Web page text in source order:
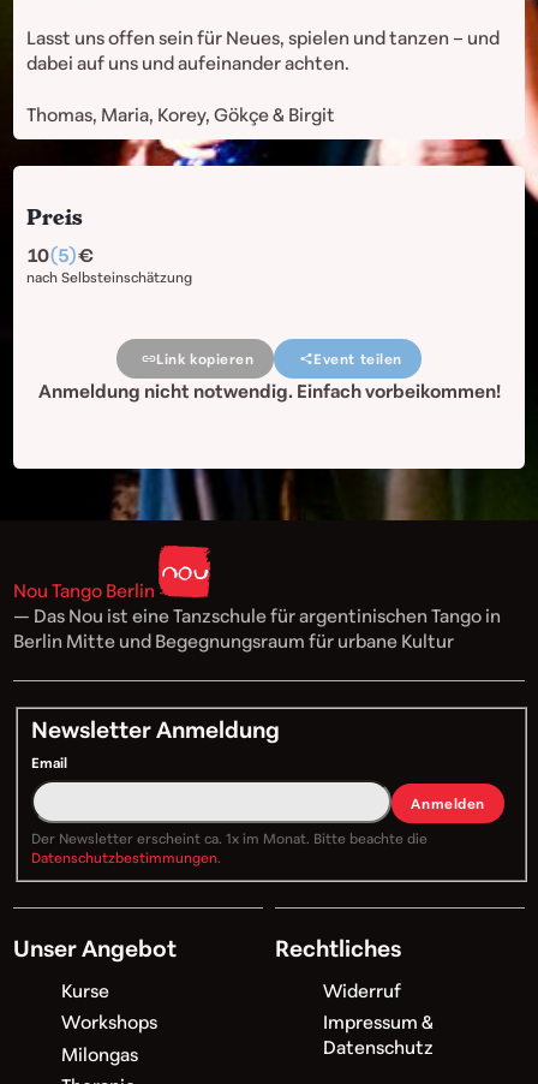
Lasst uns offen sein für Neues, spielen und tanzen – und
dabei auf uns und aufeinander achten.
Thomas, Maria, Korey, Gökçe & Birgit
Preis
nach Selbsteinschätzung
10(5)
Link kopieren Event teilen
Anmeldung nicht notwendig. Einfach vorbeikommen!
Nou Tango Berlin
— Das Nou ist eine Tanzschule für argentinischen Tango in
Berlin Mitte und Begegnungsraum für urbane Kultur
Newsletter Anmeldung
Email
Anmelden
Der Newsletter erscheint ca. 1x im Monat. Bitte beachte die
Datenschutzbestimmungen.
Unser Angebot
Kurse
Workshops
Milongas
Rechtliches
Widerruf
Impressum &
Datenschutz